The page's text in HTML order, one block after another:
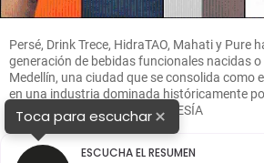
Persé, Drink Trece, HidraTAO, Mahati y Pure
generación de bebidas funcionales nacidas
Medellín, una ciudad que se consolida como
en una industria dominada históricamente
internacionales. FOTOS CORTESÍA
Toca para escuchar×
ESCUCHA EL RESUMEN